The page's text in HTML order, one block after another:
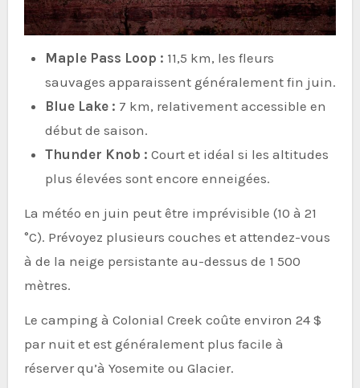
Maple Pass Loop : 11,5 km, les fleurs
sauvages apparaissent généralement fin juin.
Blue Lake : 7 km, relativement accessible en
début de saison.
Thunder Knob : Court et idéal si les altitudes
plus élevées sont encore enneigées.
La météo en juin peut être imprévisible (10 à 21
°C). Prévoyez plusieurs couches et attendez-vous
à de la neige persistante au-dessus de 1 500
mètres.
Le camping à Colonial Creek coûte environ 24 $
par nuit et est généralement plus facile à
réserver qu’à Yosemite ou Glacier.